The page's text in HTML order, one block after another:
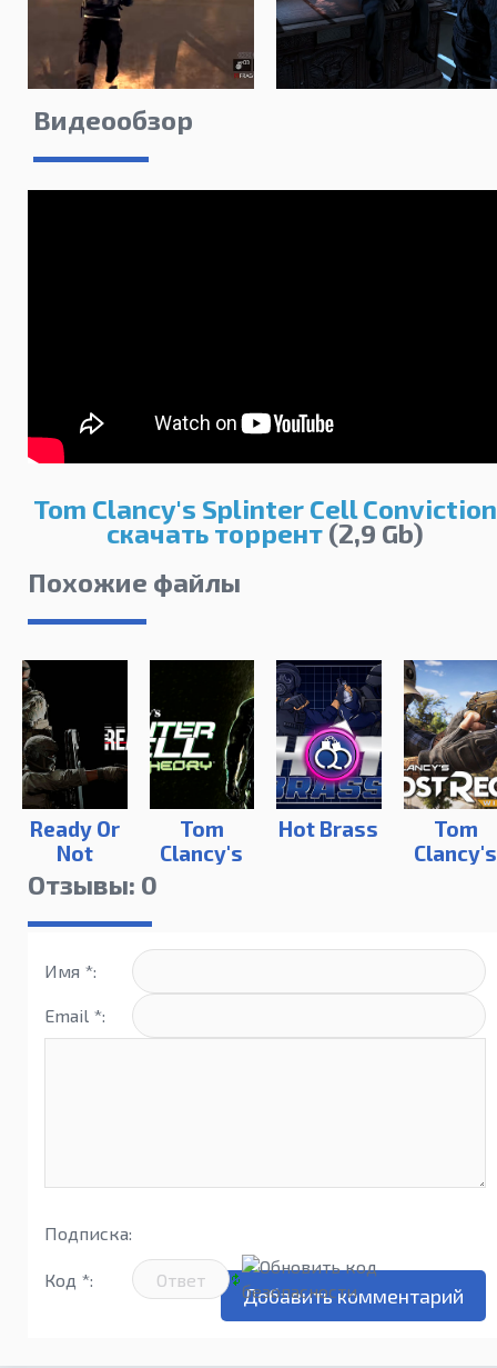
Видеообзор
Tom Clancy's Splinter Cell Conviction
скачать торрент (2,9 Gb)
Похожие файлы
Ready Or
Not
Tom
Clancy's
Theory
Hot Brass
Tom
Clancy's
|
Edition
Отзывы: 0
Имя *:
Email *:
Подписка:
Код *: